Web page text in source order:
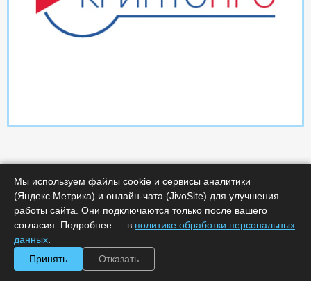
Характеристики
Минимальное количество лицензий :
0000-365728
Мы используем файлы cookie и сервисы аналитики
(Яндекс.Метрика) и онлайн-чата (JivoSite) для улучшения
работы сайта. Они подключаются только после вашего
согласия. Подробнее — в политике обработки персональных
данных
Принять
Отказать